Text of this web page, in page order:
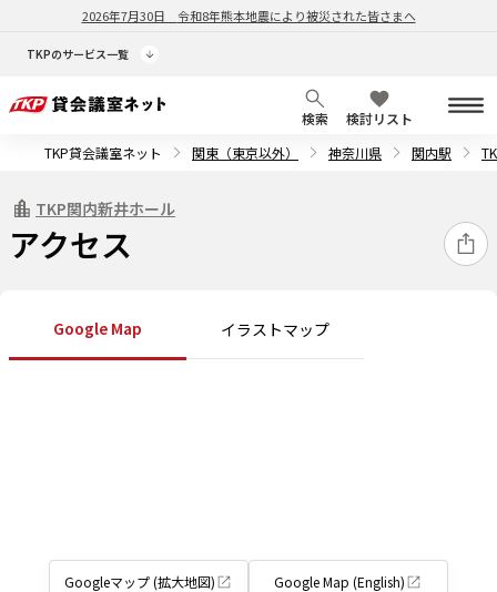
2026年7月30日 令和8年熊本地震により被災された皆さまへ
TKPのサービス一覧
検索
検討リスト
TKP貸会議室ネット
関東（東京以外） 神奈川県 関内駅
TKP関内新井ホール
アクセス
Google Map イラストマップ
Googleマップ (拡大地図) Google Map (English)